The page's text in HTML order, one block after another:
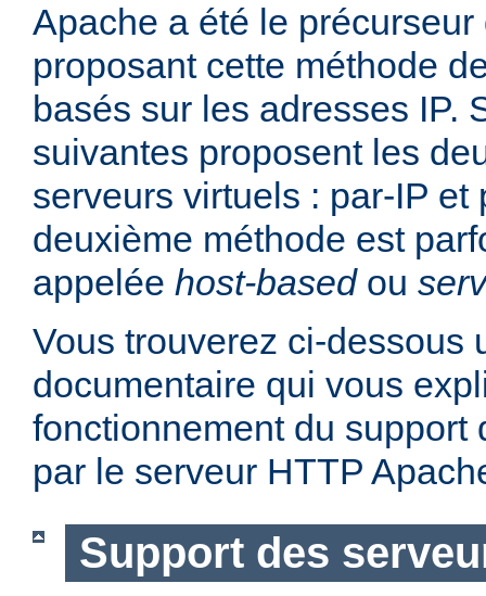
Apache a été le
proposant cette méthode
basés sur les adresses IP.
suivantes proposent les
serveurs virtuels : par-IP et
deuxième méthode est
appelée host-basedou
Vous trouverez ci-dessous
documentaire qui vous
fonctionnement du support
par le serveur HTTP
Support des